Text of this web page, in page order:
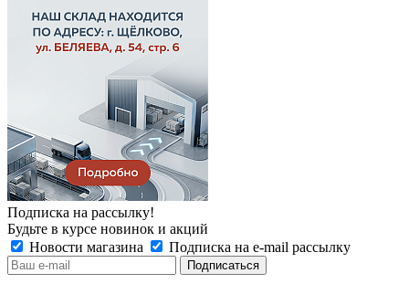
Подписка на рассылку!
Будьте в курсе новинок и акций
Новости магазина
Подписка на e-mail рассылку